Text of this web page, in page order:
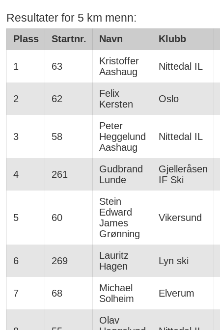
Resultater for 5 km menn:
Plass Startnr. Navn Klubb
1 63
Kristoffer
Aashaug
Nittedal IL
2 62
Felix
Kersten
Oslo
3 58
Peter
Heggelund
Aashaug
Nittedal IL
4 261
Gudbrand
Lunde
Gjelleråsen
IF Ski
5 60
Stein
Edward
James
Grønning
Vikersund
6 269
Lauritz
Hagen
Lyn ski
7 68
Michael
Solheim
Elverum
Olav